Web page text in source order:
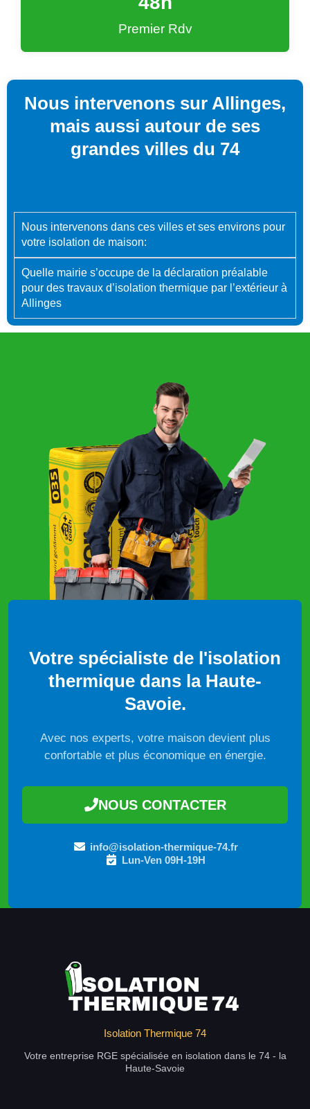
Premier Rdv
Nous intervenons sur Allinges,
mais aussi autour de ses
grandes villes du 74
Nous intervenons dans ces villes et ses environs pour
votre isolation de maison:
Quelle mairie s’occupe de la déclaration préalable
pour des travaux d’isolation thermique par l’extérieur à
Allinges
Votre spécialiste de l'isolation
thermique dans la Haute-
Savoie.
Avec nos experts, votre maison devient plus
confortable et plus économique en énergie.
NOUS CONTACTER
info@isolation-thermique-74.fr
Lun-Ven 09H-19H
Isolation Thermique 74
Votre entreprise RGE spécialisée en isolation dans le 74 - la
Haute-Savoie